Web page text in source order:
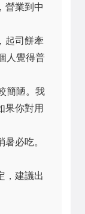
營業到中
起司餅牽
人覺得普
簡陋。我
果你對用
暑必吃。
，建議出